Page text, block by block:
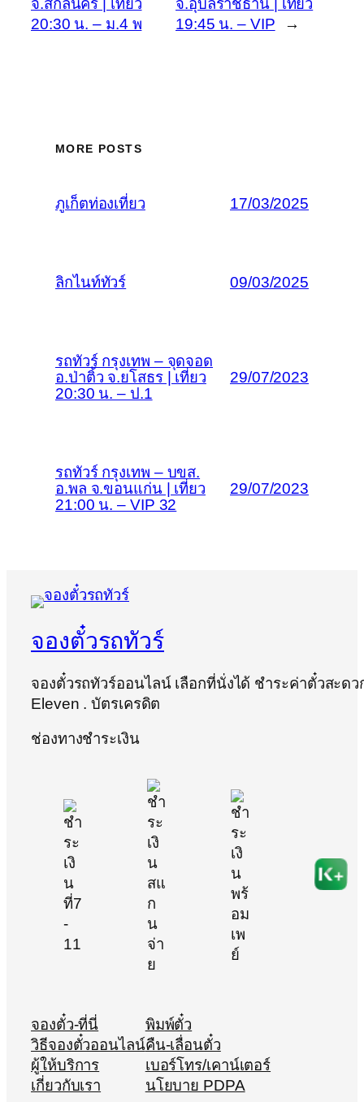
20:30 น. – ม.4 พ
19:45 น. – VIP
→
MORE POSTS
ภูเก็ตท่องเที่ยว 17/03/2025
ลิกไนท์ทัวร์ 09/03/2025
รถทัวร์ กรุงเทพ – จุดจอด
อ.ป่าติ้ว จ.ยโสธร | เที่ยว
20:30 น. – ป.1
29/07/2023
รถทัวร์ กรุงเทพ – บขส.
อ.พล จ.ขอนแก่น | เที่ยว
21:00 น. – VIP 32
29/07/2023
จองตั๋วรถทัวร์
จองตั๋วรถทัวร์ออนไลน์ เลือกที่นั่งได้ ชำระค่าตั๋วสะด
Eleven . บัตรเครดิต
ช่องทางชำระเงิน
จองตั๋ว-ที่นี่
วิธีจองตั๋วออนไลน์
ผู้ให้บริการ
เกี่ยวกับเรา
พิมพ์ตั๋ว
คืน-เลื่อนตั๋ว
เบอร์โทร/เคาน์เตอร์
นโยบาย PDPA